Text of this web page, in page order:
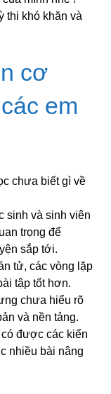
thi khó khăn và
cơ
em
chưa biết gì về
sinh và sinh viên
trọng để
sắp tới.
tử, các vòng lặp
tập tốt hơn.
chưa hiểu rõ
và nền tảng.
được các kiến
nhiều bài nâng